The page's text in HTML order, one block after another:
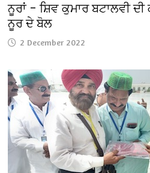
ਨੂਰਾਂ – ਸ਼ਿਵ ਕੁਮਾਰ ਬਟਾਲਵੀ
ਨੂਰ ਦੇ ਬੋਲ
2 December 2022